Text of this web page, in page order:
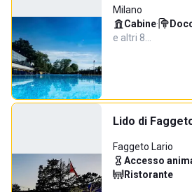
Milano
Cabine·
e altri 8…
Lido di
Faggeto Lario
Accesso
Ristorante